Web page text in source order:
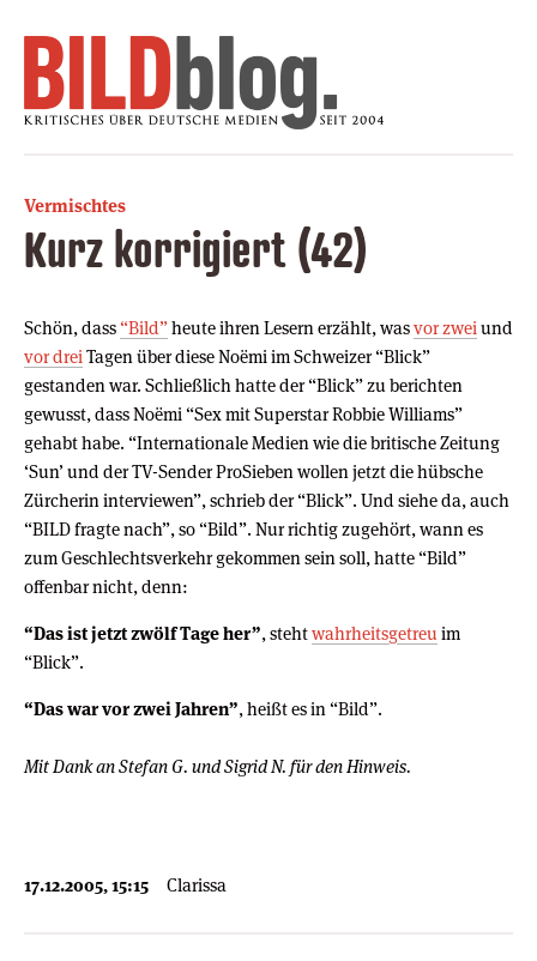
Vermischtes
Kurz korrigiert (42)
Schön, dass “Bild”heute ihren Lesern erzählt, wasvor zwei und
vor drei Tagen über diese Noëmi im Schweizer “Blick”
gestanden war. Schließlich hatte der “Blick” zu berichten
gewusst, dass Noëmi “Sex mit Superstar Robbie Williams”
gehabt habe. “Internationale Medien wie die britische Zeitung
‘Sun’ und der TV-Sender ProSieben wollen jetzt die hübsche
Zürcherin interviewen”, schrieb der “Blick”. Und siehe da, auch
“BILD fragte nach”, so “Bild”. Nur richtig zugehört, wann es
zum Geschlechtsverkehr gekommen sein soll, hatte “Bild”
offenbar nicht, denn:
“Das ist jetzt zwölf Tage her”, stehtwahrheitsgetreu im
“Blick”.
“Das war vor zwei Jahren”, heißt es in “Bild”.
Mit Dank an Stefan G. und Sigrid N. für den Hinweis.
17.12.2005, 15:15 Clarissa